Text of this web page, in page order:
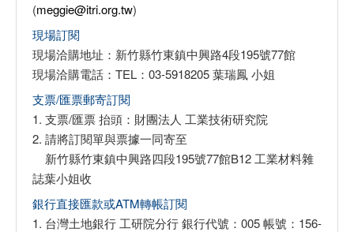
(meggie@itri.org.tw)
現場訂閱
現場洽購地址：新竹縣竹東鎮中興路4段195號77館
現場洽購電話：TEL：03-5918205 葉瑞鳳 小姐
支票/匯票郵寄訂閱
1. 支票/匯票 抬頭：財團法人 工業技術研究院
2. 請將訂閱單與票據一同寄至
新竹縣竹東鎮中興路四段195號77館B12 工業材料雜
誌葉小姐收
銀行直接匯款或ATM轉帳訂閱
1. 台灣土地銀行 工研院分行 銀行代號：005 帳號：156-